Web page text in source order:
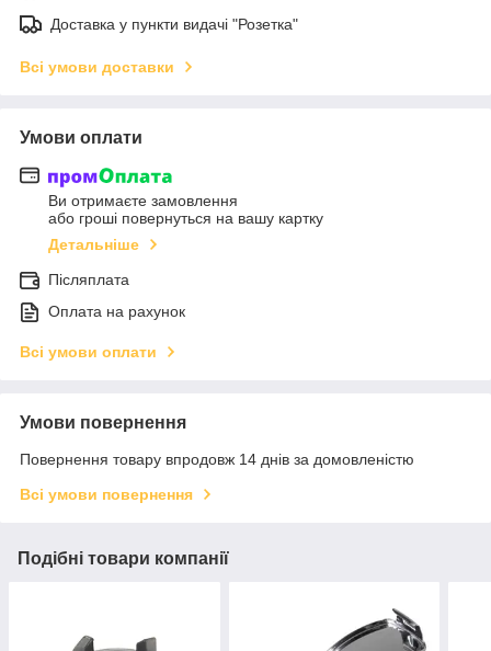
Доставка у пункти видачі "Розетка"
Всі умови доставки
Умови оплати
Ви отримаєте замовлення
або гроші повернуться на вашу картку
Детальніше
Післяплата
Оплата на рахунок
Всі умови оплати
Умови повернення
Повернення товару впродовж 14 днів за домовленістю
Всі умови повернення
Подібні товари компанії